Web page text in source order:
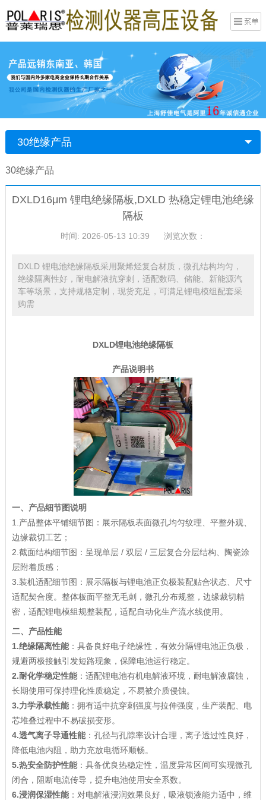
30绝缘产品
30绝缘产品
DXLD16μm 锂电绝缘隔板,DXLD 热稳定锂电池绝缘
隔板
时间: 2026-05-13 10:39 浏览次数：
DXLD 锂电池绝缘隔板采用聚烯烃复合材质，微孔结构均匀，
绝缘隔离性好，耐电解液抗穿刺，适配数码、储能、新能源汽
车等场景，支持规格定制，现货充足，可满足锂电模组配套采
购需
DXLD锂电池绝缘隔板
产品说明书
一、产品细节图说明
1.产品整体平铺细节图：展示隔板表面微孔均匀纹理、平整外观、
边缘裁切工艺；
2.截面结构细节图：呈现单层 / 双层 / 三层复合分层结构、陶瓷涂
层附着质感；
3.装机适配细节图：展示隔板与锂电池正负极装配贴合状态、尺寸
适配契合度。整体板面平整无毛刺，微孔分布规整，边缘裁切精
密，适配锂电模组规整装配，适配自动化生产流水线使用。
二、产品性能
1.绝缘隔离性能：具备良好电子绝缘性，有效分隔锂电池正负极，
规避两极接触引发短路现象，保障电池运行稳定。
2.耐化学稳定性能：适配锂电池有机电解液环境，耐电解液腐蚀，
长期使用可保持理化性质稳定，不易被介质侵蚀。
3.力学承载性能：拥有适中抗穿刺强度与拉伸强度，生产装配、电
芯堆叠过程中不易破损变形。
4.透气离子导通性能：孔径与孔隙率设计合理，离子透过性良好，
降低电池内阻，助力充放电循环顺畅。
5.热安全防护性能：具备优良热稳定性，温度异常区间可实现微孔
闭合，阻断电流传导，提升电池使用安全系数。
6.浸润保湿性能：对电解液浸润效果良好，吸液锁液能力适中，维